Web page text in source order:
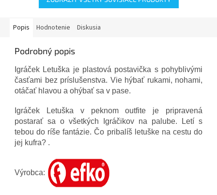
Popis Hodnotenie Diskusia
Podrobný popis
Igráček Letuška je plastová postavička s pohyblivými
časťami bez príslušenstva. Vie hýbať rukami, nohami,
otáčať hlavou a ohýbať sa v pase.
Igráček Letuška v peknom outfite je pripravená
postarať sa o všetkých Igráčikov na palube. Letí s
tebou do ríše fantázie. Čo pribalíš letuške na cestu do
jej kufra? .
Výrobca: